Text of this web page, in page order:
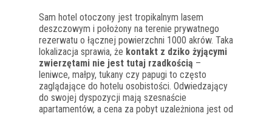
Sam hotel otoczony jest tropikalnym lasem
deszczowym i położony na terenie prywatnego
rezerwatu o łącznej powierzchni 1000 akrów. Taka
lokalizacja sprawia, że kontakt z dziko żyjącymi
zwierzętami nie jest tutaj rzadkością –
leniwce, małpy, tukany czy papugi to często
zaglądające do hotelu osobistości. Odwiedzający
do swojej dyspozycji mają szesnaście
apartamentów, a cena za pobyt uzależniona jest od